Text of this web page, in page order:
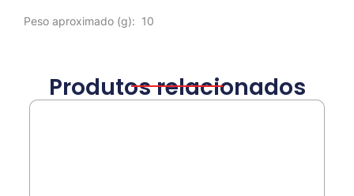
Peso aproximado (g): 10
Produtos relacionados